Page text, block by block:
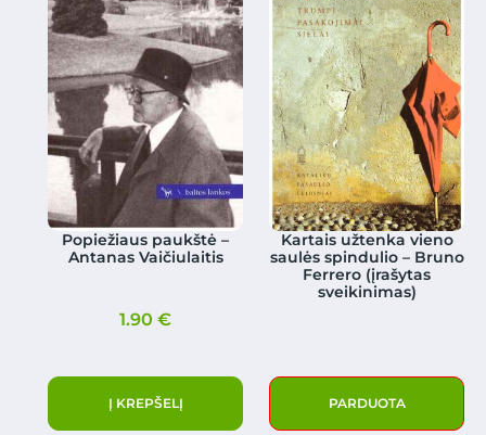
Popiežiaus paukštė –
Antanas Vaičiulaitis
1.90€
Į KREPŠELĮ
Kartais užtenka vieno
saulės spindulio – Bruno
Ferrero (įrašytas
sveikinimas)
PARDUOTA